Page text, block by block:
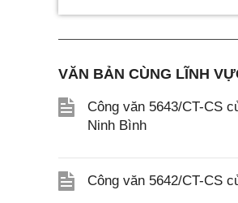
VĂN BẢN CÙNG LĨNH
Công văn 5643/CT-CS
Ninh Bình
Công văn 5642/CT-CS